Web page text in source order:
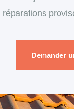
réparations
Demander